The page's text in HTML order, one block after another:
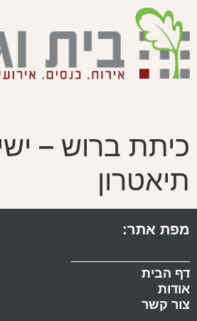
כיתת ברוש –
תיאטרון
מפת אתר:
דף הבית
אודות
צור קשר